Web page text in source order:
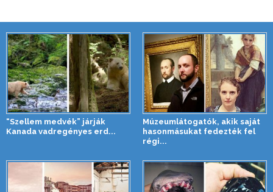
“Szellem medvék” járják
Kanada vadregényes erd...
Múzeumlátogatók, akik saját
hasonmásukat fedezték fel
régi...